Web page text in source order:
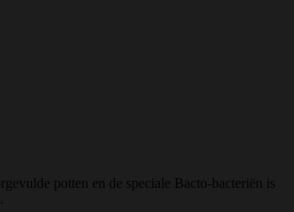
potten en de speciale Bacto-bacteriën is